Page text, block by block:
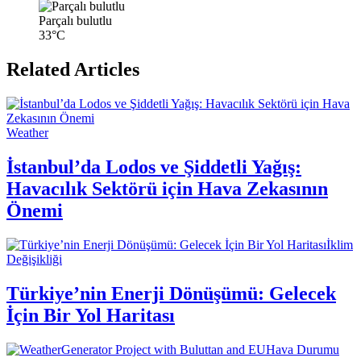
Parçalı bulutlu
33°C
Related Articles
Weather
İstanbul’da Lodos ve Şiddetli Yağış:
Havacılık Sektörü için Hava Zekasının
Önemi
İklim
Değişikliği
Türkiye’nin Enerji Dönüşümü: Gelecek
İçin Bir Yol Haritası
Hava Durumu